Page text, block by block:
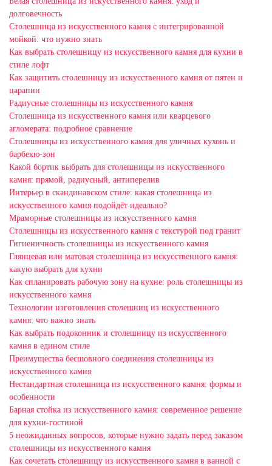
долговечность
Столешница из искусственного камня с интегрированной
мойкой: что нужно знать
Как выбрать столешницу из искусственного камня для кухни в
стиле лофт
Как защитить столешницу из искусственного камня от пятен и
царапин
Радиусные столешницы из искусственного камня
Столешница из искусственного камня или кварцевого
агломерата: подробное сравнение
Столешницы из искусственного камня для уличных кухонь и
барбекю-зон
Какой бортик выбрать для столешницы из искусственного
камня: прямой, радиусный, антиперелив
Интерьер в скандинавском стиле: какая столешница из
искусственного камня подойдёт идеально?
Мраморные столешницы из искусственного камня
Столешницы из искусственного камня с текстурой под гранит
Гигиеничность столешницы из искусственного камня
Глянцевая или матовая столешница из искусственного камня:
какую выбрать для кухни
Как спланировать рабочую зону на кухне: роль столешницы из
искусственного камня
Технологии изготовления столешниц из искусственного
камня: что важно знать
Как выбрать подоконник и столешницу из искусственного
камня в едином стиле
Преимущества бесшовного соединения столешницы из
искусственного камня
Нестандартная столешница из искусственного камня: формы и
особенности
Барная стойка из искусственного камня: современное решение
для кухни-гостиной
5 неожиданных вопросов, которые нужно задать перед заказом
столешницы из искусственного камня
Как сочетать столешницу из искусственного камня в ванной с